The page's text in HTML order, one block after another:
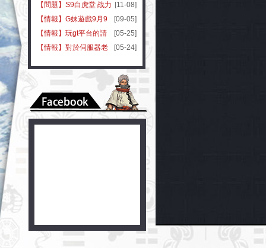
帳號嗎?
[11-08]
【問題】S9白虎堂 战力
333709
[09-05]
【情報】G妹遊戲9月9
日首屆平台節 G妹99引
爆全台
[05-25]
【情報】玩gt平台的請
注意
[05-24]
【情報】對於伺服器老
人髮指！